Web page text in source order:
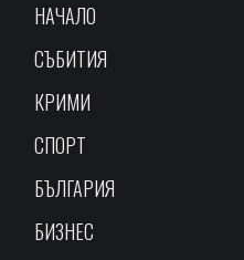
НАЧАЛО
СЪБИТИЯ
КРИМИ
СПОРТ
БЪЛГАРИЯ
БИЗНЕС